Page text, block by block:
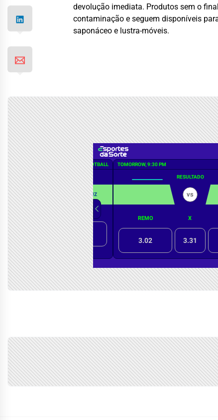
devolução imediata. Produtos sem o
contaminação e seguem disponíveis
saponáceo e lustra-móveis.